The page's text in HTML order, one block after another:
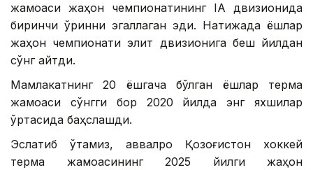
жамоаси жаҳон чемпионатининг IA двизионида
биринчи ўринни эгаллаган эди. Натижада ёшлар
жаҳон чемпионати элит двизионига беш йилдан
сўнг қайтди.
Мамлакатнинг 20 ёшгача бўлган ёшлар терма
жамоаси сўнгги бор 2020 йилда энг яхшилар
ўртасида баҳслашди.
Эслатиб ўтамиз, аввалроқ Қозоғистон хоккей
терма жамоасининг 2025 йилги жаҳон